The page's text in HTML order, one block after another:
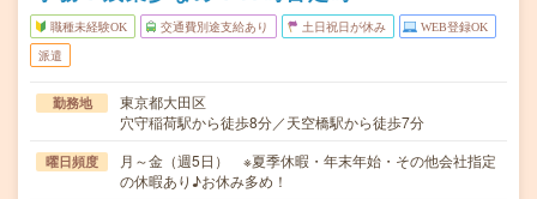
職種未経験OK 交通費別途支給あり 土日祝日が休み WEB登録OK
派遣
勤務地
東京都大田区
穴守稲荷駅から徒歩8分／天空橋駅から徒歩7分
曜日頻度
月～金（週5日） ※夏季休暇・年末年始・その他会社指定
の休暇あり♪お休み多め！